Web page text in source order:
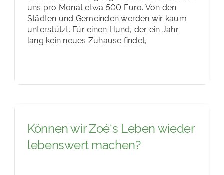
uns pro Monat etwa 500 Euro. Von den
Städten und Gemeinden werden wir kaum
unterstützt. Für einen Hund, der ein Jahr
lang kein neues Zuhause findet,
Können wir Zoé‘s Leben wieder
lebenswert machen?